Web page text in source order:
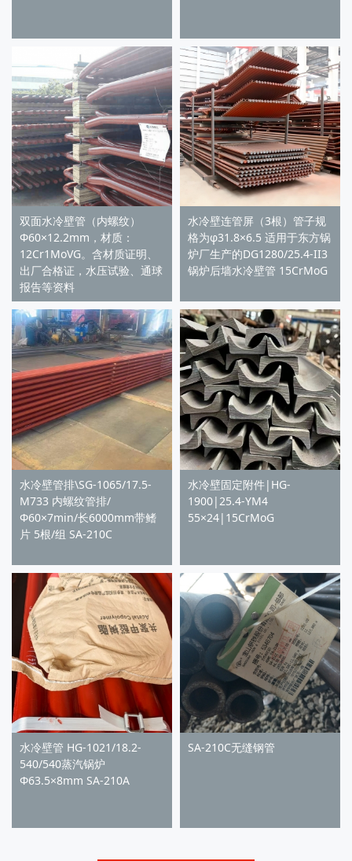
双面水冷壁管（内螺纹）
Φ60×12.2mm，材质：
12Cr1MoVG。含材质证明、
出厂合格证，水压试验、通球
报告等资料
水冷壁连管屏（3根）管子规
格为φ31.8×6.5 适用于东方锅
炉厂生产的DG1280/25.4-II3
锅炉后墙水冷壁管 15CrMoG
水冷壁管排\SG-1065/17.5-
M733 内螺纹管排/
Φ60×7min/长6000mm带鳍
片 5根/组 SA-210C
水冷壁固定附件|HG-
1900|25.4-YM4
55×24|15CrMoG
水冷壁管 HG-1021/18.2-
540/540蒸汽锅炉
Φ63.5×8mm SA-210A
SA-210C无缝钢管